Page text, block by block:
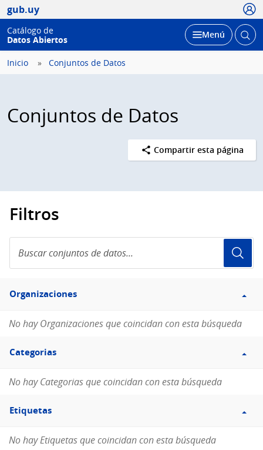
gub.uy
Catálogo de
Datos Abiertos
Desplegar
Menú Abrir
Inicio Conjuntos de Datos
Conjuntos de Datos
Compartir esta página
Filtros
conjuntos
de
Filtro
Organizaciones
Organizaciones
No hay Organizaciones que coincidan con esta búsqueda
Filtro
Categorias
Categorias
No hay Categorias que coincidan con esta búsqueda
Filtro
Etiquetas
Etiquetas
No hay Etiquetas que coincidan con esta búsqueda